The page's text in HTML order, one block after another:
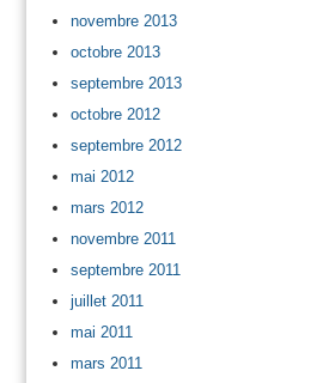
novembre 2013
octobre 2013
septembre 2013
octobre 2012
septembre 2012
mai 2012
mars 2012
novembre 2011
septembre 2011
juillet 2011
mai 2011
mars 2011